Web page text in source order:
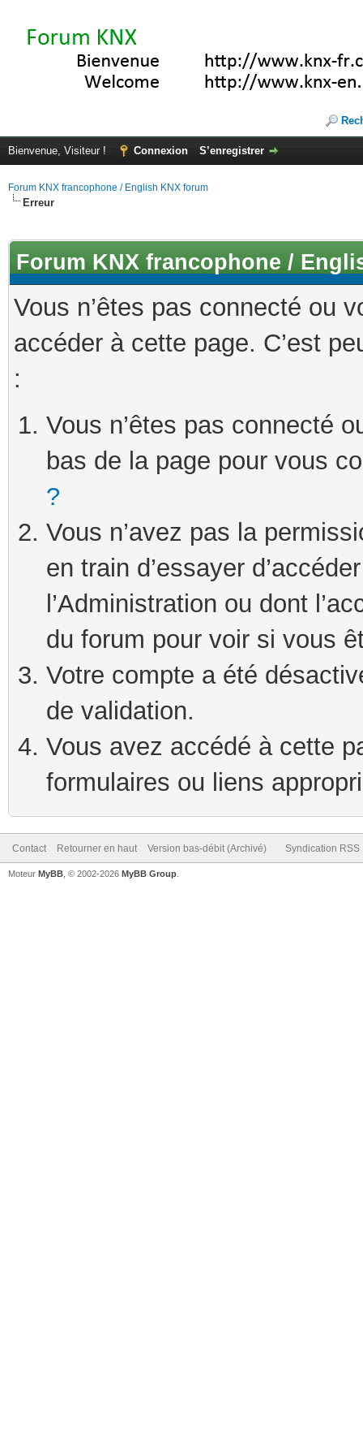
Bienvenue, Visiteur ! Connexion S’enregistrer
Forum KNX francophone / English KNX forum
Erreur
Forum KNX francophone /
Vous n’êtes pas connecté ou
accéder à cette page. C’est
:
Vous n’êtes pas connecté
bas de la page pour vous
?
Vous n’avez pas la
en train d’essayer
l’Administration ou dont
du forum pour voir si vous
Votre compte a été
de validation.
Vous avez accédé à cette
formulaires ou liens
Contact Retourner en haut Version bas-débit (Archivé) Syndication RSS
Moteur MyBB , © 2002-2026 MyBB Group